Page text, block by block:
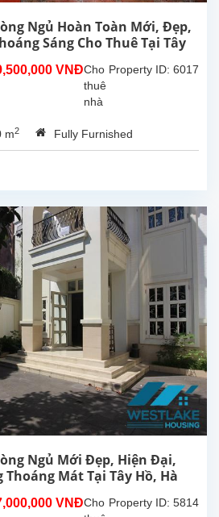
đường
Tô
Vân,
rất...
Sáng Cho Thuê Tại Tây
VNĐ Property ID: 6017
Cho
thuê
nhà
phòng
ngủ
hiện
đại,
công,
thoáng
tại
Tây
Hồ,
gần
Sheraton,
Hồ
Nhà...
m2 Fully Furnished
Ngủ Mới Đẹp, Hiện Đại,
Tại Tây Hồ, Hà
VNĐ Property ID: 5814
Cho